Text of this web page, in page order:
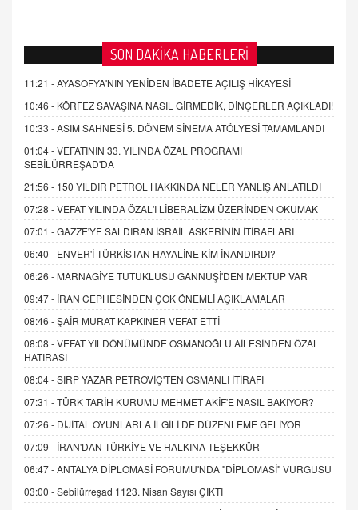
SON DAKİKA HABERLERİ
11:21 -AYASOFYA'NIN YENİDEN İBADETE AÇILIŞ HİKAYESİ
10:46 - KÖRFEZ SAVAŞINA NASIL GİRMEDİK, DİNÇERLER AÇIKLADI!
10:33 -ASIM SAHNESİ 5. DÖNEM SİNEMA ATÖLYESİ TAMAMLANDI
01:04 -VEFATININ 33. YILINDA ÖZAL PROGRAMI
SEBİLÜRREŞAD'DA
21:56 - 150 YILDIR PETROL HAKKINDA NELER YANLIŞ ANLATILDI
07:28 -VEFAT YILINDA ÖZAL'I LİBERALİZM ÜZERİNDEN OKUMAK
07:01 -GAZZE'YE SALDIRAN İSRAİL ASKERİNİN İTİRAFLARI
06:40 - ENVER'İ TÜRKİSTAN HAYALİNE KİM İNANDIRDI?
06:26 - MARNAGİYE TUTUKLUSU GANNUŞİ'DEN MEKTUP VAR
09:47 - İRAN CEPHESİNDEN ÇOK ÖNEMLİ AÇIKLAMALAR
08:46 -ŞAİR MURAT KAPKINER VEFAT ETTİ
08:08 -VEFAT YILDÖNÜMÜNDE OSMANOĞLU AİLESİNDEN ÖZAL
HATIRASI
08:04 -SIRP YAZAR PETROVİÇ'TEN OSMANLI İTİRAFI
07:31 -TÜRK TARİH KURUMU MEHMET AKİF'E NASIL BAKIYOR?
07:26 - DİJİTAL OYUNLARLA İLGİLİ DE DÜZENLEME GELİYOR
07:09 - İRAN'DAN TÜRKİYE VE HALKINA TEŞEKKÜR
06:47 -ANTALYA DİPLOMASİ FORUMU'NDA "DİPLOMASİ" VURGUSU
03:00 -Sebilürreşad 1123. Nisan Sayısı ÇIKTI